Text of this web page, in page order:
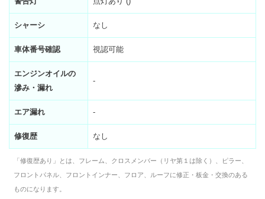
シャーシ なし
車体番号確認 視認可能
エンジンオイルの
滲み・漏れ
-
エア漏れ -
修復歴 なし
「修復歴あり」とは、フレーム、クロスメンバー（リヤ第１は除く）、ピラー、
フロントパネル、フロントインナー、フロア、ルーフに修正・板金・交換のある
ものになります。